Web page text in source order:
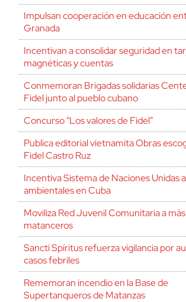
Impulsan cooperación en educación
Granada
Incentivan a consolidar seguridad en
magnéticas y cuentas
Conmemoran Brigadas solidarias
Fidel junto al pueblo cubano
Concurso “Los valores de Fidel”
Publica editorial vietnamita Obras
Fidel Castro Ruz
Incentiva Sistema de Naciones Unidas
ambientales en Cuba
Moviliza Red Juvenil Comunitaria a
matanceros
Sancti Spíritus refuerza vigilancia por
casos febriles
Rememoran incendio en la Base de
Supertanqueros de Matanzas